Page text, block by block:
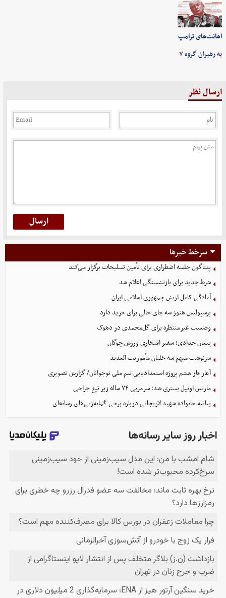
اهانت‌های ترامپ
به رهبران گروه ۷
ارسال نظر
سرخط خبرها
پنتاگون جلسه اضطراری برای تأمین تسلیحات برگزار می‌کند
شرط جدید برای بازنشستگی اعلام شد
آمادگی کامل ارتش جمهوری اسلامی ایران
پرسپولیس هنوز سه جای خالی برای خرید دارد
وضعیت غیرمنتظره برای گل‌محمدی در دهوک
پیمان حدادی؛ سفیر افتخاری ورزش چوگان
سرنوشت مبهم سه خلبان مأموریت العدید
آغاز فاز ششم پروژه استعدادیابی تیم ملی نوجوانان/ گزارش تصویری
مارتین اونیل بستری شد؛ سرمربی ۷۴ ساله زیر تیغ جراحی
بیانیه خانواده شهید لاریجانی درباره برخی گمانه‌زنی‌های رسانه‌ای